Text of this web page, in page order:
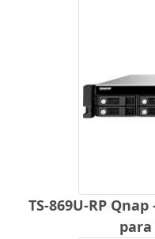
TS-869U-RP
para